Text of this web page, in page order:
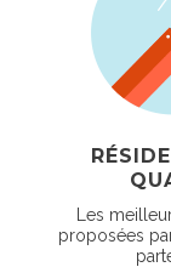
Les
proposées